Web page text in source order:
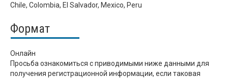
Chile, Colombia, El Salvador, Mexico, Peru
Формат
Онлайн
Просьба ознакомиться с приводимыми ниже данными для
получения регистрационной информации, если таковая